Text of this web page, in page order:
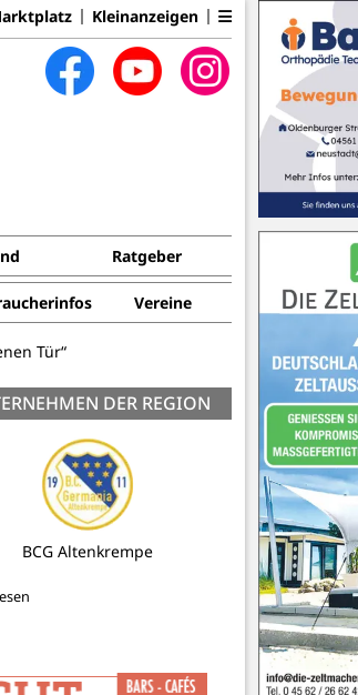
Kleinanzeigen
Ratgeber
Vereine
Tür“
DER REGION
Wachunternehmen